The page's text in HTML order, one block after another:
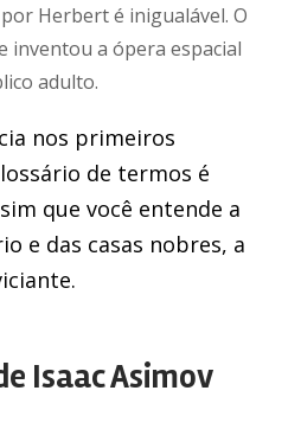
Herbert é inigualável. O
inventou a ópera espacial
adulto.
nos primeiros
de termos é
que você entende a
e das casas nobres, a
Isaac Asimov